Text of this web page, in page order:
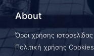
About
Όροι χρήσης ιστοσελίδας
Πολιτική χρήσης Cookies